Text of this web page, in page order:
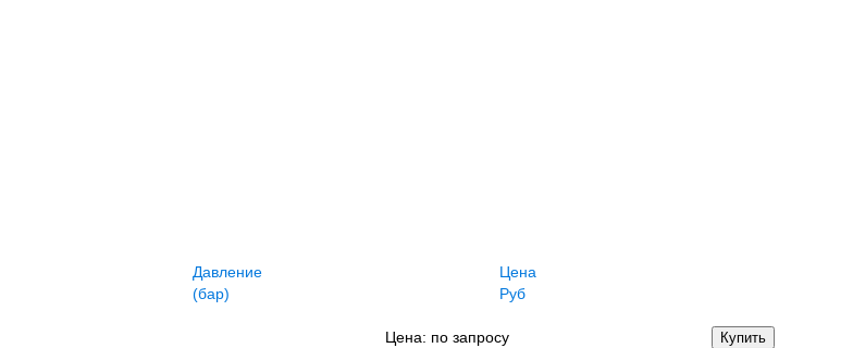
Давление
(бар)
Цена
Руб
Цена: по запросу Купить